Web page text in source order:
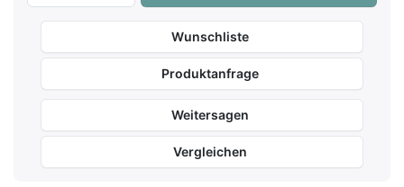
Wunschliste
Produktanfrage
Weitersagen
Vergleichen